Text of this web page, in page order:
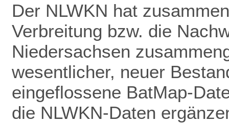
Der NLWKN hat
Verbreitung bzw. die
Niedersachsen
wesentlicher, neuer
eingeflossene BatMap-
die NLWKN-Daten